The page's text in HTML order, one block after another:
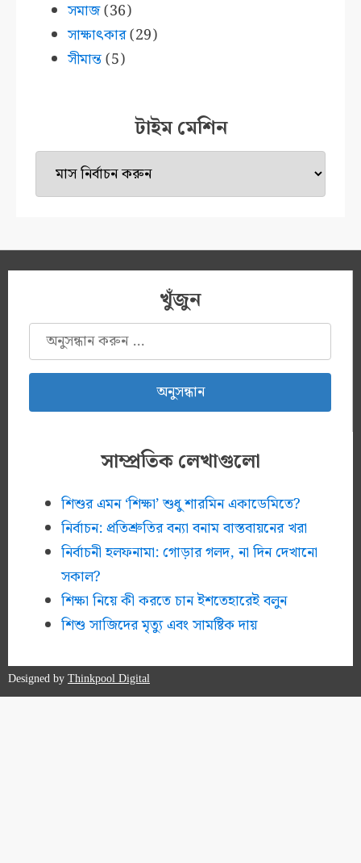
সমাজ(36)
সাক্ষাৎকার(29)
সীমান্ত(5)
টাইম মেশিন
টাইম
মেশিন
খুঁজুন
অনুসন্ধানঃ
সাম্প্রতিক লেখাগুলো
শিশুর এমন ‘শিক্ষা’ শুধু শারমিন একাডেমিতে?
নির্বাচন: প্রতিশ্রুতির বন্যা বনাম বাস্তবায়নের খরা
নির্বাচনী হলফনামা: গোড়ার গলদ, না দিন দেখানো
সকাল?
শিক্ষা নিয়ে কী করতে চান ইশতেহারেই বলুন
শিশু সাজিদের মৃত্যু এবং সামষ্টিক দায়
Designed byThinkpool Digital